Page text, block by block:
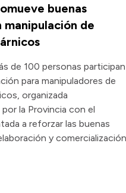
buenas
manipulación de
de 100 personas participan
para manipuladores de
organizada
la Provincia con el
a reforzar las buenas
y comercialización